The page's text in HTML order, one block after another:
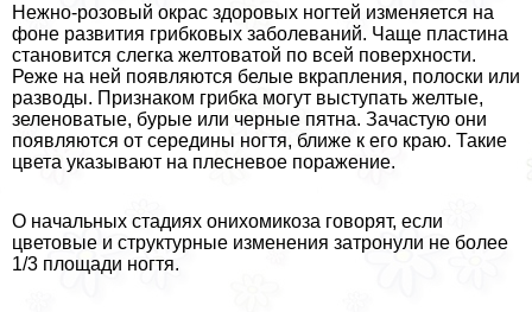
Нежно-розовый окрас здоровых ногтей изменяется на
фоне развития грибковых заболеваний. Чаще пластина
становится слегка желтоватой по всей поверхности.
Реже на ней появляются белые вкрапления, полоски или
разводы. Признаком грибка могут выступать желтые,
зеленоватые, бурые или черные пятна. Зачастую они
появляются от середины ногтя, ближе к его краю. Такие
цвета указывают на плесневое поражение.
О начальных стадиях онихомикоза говорят, если
цветовые и структурные изменения затронули не более
1/3 площади ногтя.